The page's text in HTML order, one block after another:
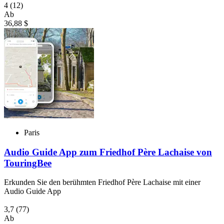
4 (12)
Ab
36,88 $
Paris
Audio Guide App zum Friedhof Père Lachaise von
TouringBee
Erkunden Sie den berühmten Friedhof Père Lachaise mit einer
Audio Guide App
3,7 (77)
Ab